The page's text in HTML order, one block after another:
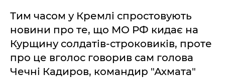
Тим часом у Кремлі спростовують
новини про те, що МО РФ кидає на
Курщину солдатів-строковиків, проте
про це вголос говорив сам голова
Чечні Кадиров, командир "Ахмата"